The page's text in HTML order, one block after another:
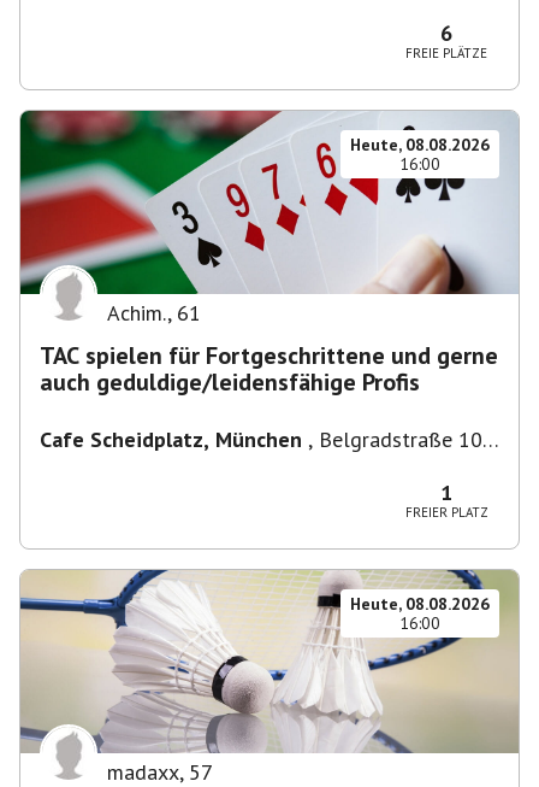
6
FREIE PLÄTZE
Heute, 08.08.2026
16:00
Achim., 61
TAC spielen für Fortgeschrittene und gerne
auch geduldige/leidensfähige Profis
Cafe Scheidplatz, München , Belgradstraße 104,
1
FREIER PLATZ
Heute, 08.08.2026
16:00
madaxx, 57